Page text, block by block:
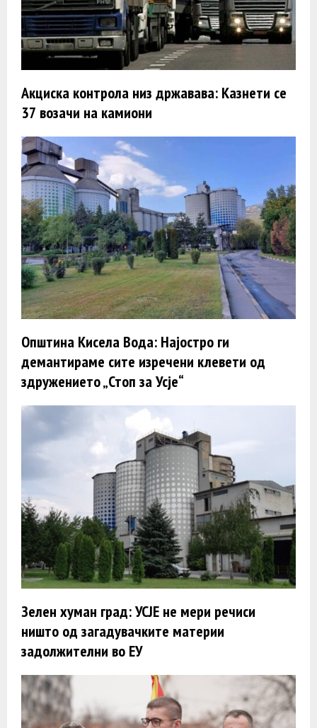
Акциска контрола низ државава: Казнети се
37 возачи на камиони
Општина Кисела Вода: Најостро ги
демантираме сите изречени клевети од
здружението „Стоп за Усје“
Зелен хуман град: УСЈЕ не мери речиси
ништо од загадувачките материи
задолжителни во ЕУ